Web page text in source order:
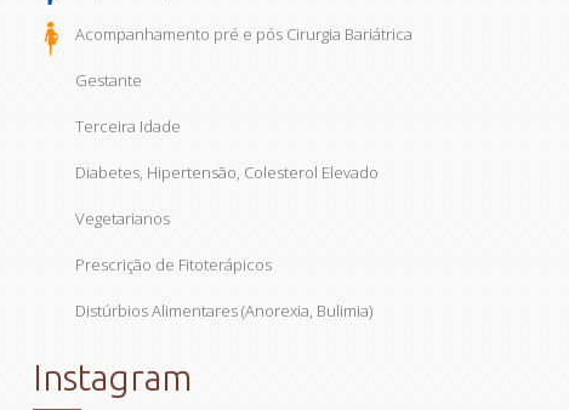
Acompanhamento pré e pós Cirurgia Bariátrica
Gestante
Terceira Idade
Diabetes, Hipertensão, Colesterol Elevado
Vegetarianos
Prescrição de Fitoterápicos
Distúrbios Alimentares (Anorexia, Bulimia)
Instagram